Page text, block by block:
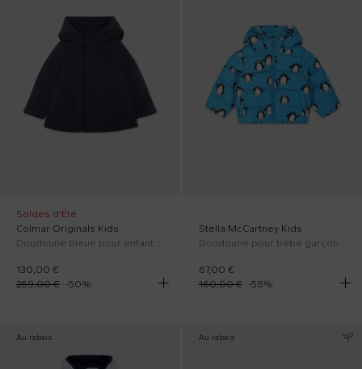
Soldes d'Été
Colmar Originals Kids
130,00 €
259,00 € -50%
Stella McCartney Kids
67,00 €
160,00 €
-58%
Au rabais Au rabais